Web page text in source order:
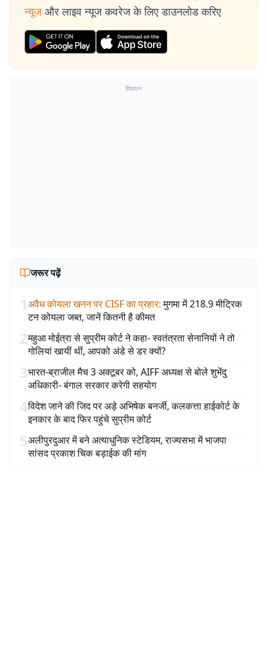
न्यूज और लाइव न्यूज कवरेज के लिए डाउनलोड करिए
विज्ञापन
जरूर पढ़ें
1अवैध कोयला खनन पर CISF का प्रहार: मुगमा में 218.9 मीट्रिक
टन कोयला जब्त, जानें कितनी है कीमत
2महुआ मोईत्रा से सुप्रीम कोर्ट ने कहा- स्वतंत्रता सेनानियों ने तो
गोलियां खायीं थीं, आपको अंडे से डर क्यों?
3भारत-ब्राजील मैच 3 अक्टूबर को, AIFF अध्यक्ष से बोले शुभेंदु
अधिकारी- बंगाल सरकार करेगी सहयोग
4विदेश जाने की जिद पर अड़े अभिषेक बनर्जी, कलकत्ता हाईकोर्ट के
इनकार के बाद फिर पहुंचे सुप्रीम कोर्ट
5अलीपुरदुआर में बने अत्याधुनिक स्टेडियम, राज्यसभा में भाजपा
सांसद प्रकाश चिक बड़ाईक की मांग